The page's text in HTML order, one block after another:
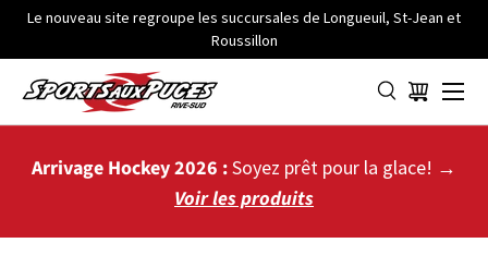
ALLER AU CONTENU
Le nouveau site regroupe les succursales de Longueuil, St-Jean et
Roussillon
Panier
Menu
Arrivage Hockey 2026 :Soyez prêt pour la glace! →
Voir les produits